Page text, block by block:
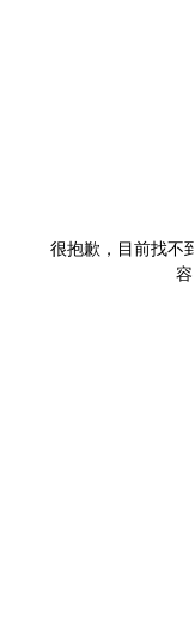
很抱歉，目前找不